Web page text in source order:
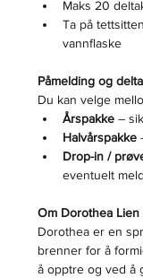
Maks 20
Ta på
vannflaske
Påmelding og
Du kan velge
Årspakke –
Halvårspakke
Drop-in /
eventuelt
Om Dorothea Lien
Dorothea er en
brenner for å
å opptre og ved å